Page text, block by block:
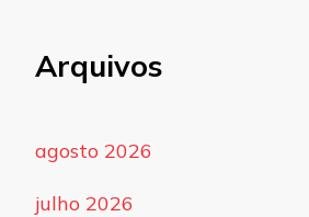
Arquivos
agosto 2026
julho 2026